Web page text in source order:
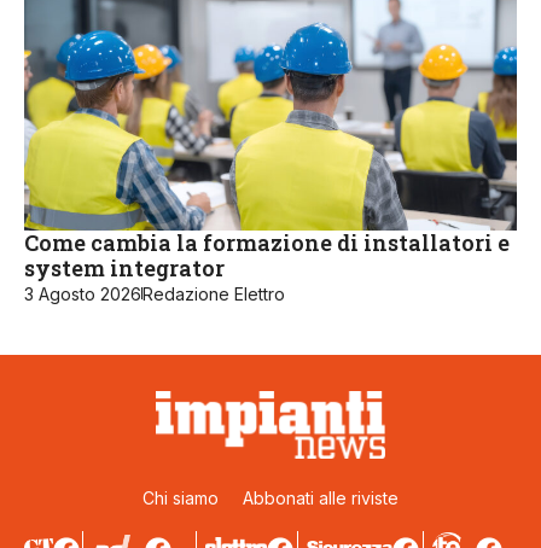
Come cambia la formazione di installatori e
system integrator
3 Agosto 2026Redazione Elettro
Chi siamo Abbonati alle riviste